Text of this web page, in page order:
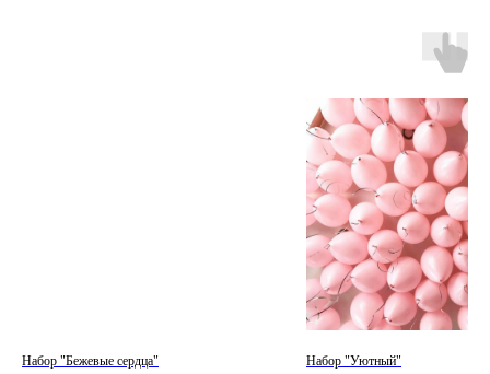
Набор "Бежевые сердца" Набор "Уютный"